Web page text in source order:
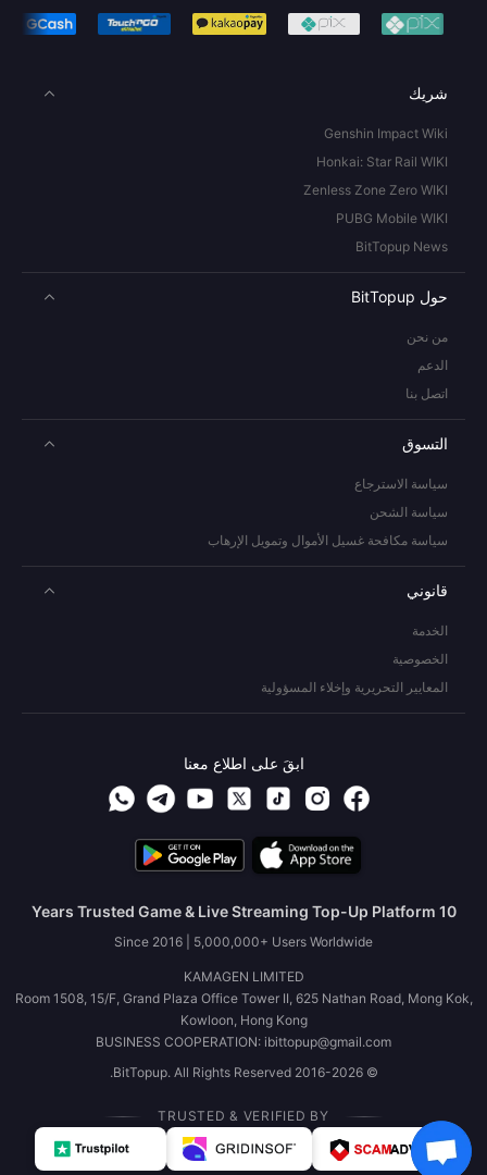
شريك
Genshin Impact Wiki
Honkai: Star Rail WIKI
Zenless Zone Zero WIKI
PUBG Mobile WIKI
BitTopup News
حول BitTopup
من نحن
الدعم
اتصل بنا
التسوق
سياسة الاسترجاع
سياسة الشحن
سياسة مكافحة غسيل الأموال وتمويل الإرهاب
قانوني
الخدمة
الخصوصية
المعايير التحريرية وإخلاء المسؤولية
ابقَ على اطلاع معنا
10 Years Trusted Game & Live Streaming Top-Up Platform
Since 2016 | 5,000,000+ Users Worldwide
KAMAGEN LIMITED
Room 1508, 15/F, Grand Plaza Office Tower II, 625 Nathan Road, Mong Kok,
Kowloon, Hong Kong
BUSINESS COOPERATION: ibittopup@gmail.com
© 2016-2026 BitTopup. All Rights Reserved.
TRUSTED & VERIFIED BY